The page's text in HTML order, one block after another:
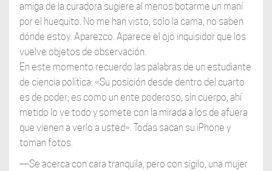
amiga de la curadora sugiere al menos botarme un maní
por el huequito. No me han visto, solo la cama, no saben
dónde estoy. Aparezco. Aparece el ojo inquisidor que los
vuelve objetos de observación.
En este momento recuerdo las palabras de un estudiante
de ciencia política: «Su posición desde dentro del cuarto
es de poder; es como un ente poderoso, sin cuerpo, ahí
metido lo ve todo y somete con la mirada a los de afuera
que vienen a verlo a usted». Todas sacan su iPhone y
toman fotos.
—Se acerca con cara tranquila, pero con sigilo, una mujer